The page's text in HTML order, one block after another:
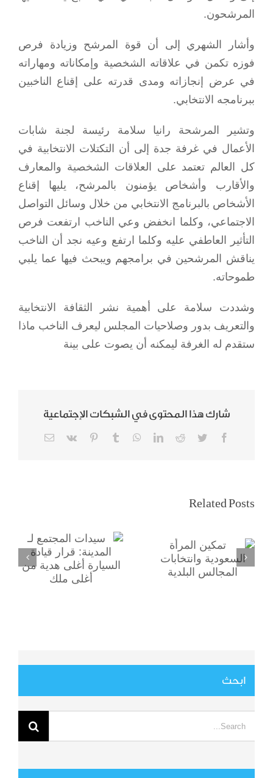
المرشحون.
وأشار الشهري إلى أن قوة المرشح وزيادة فرص
فوزه تكمن في علاقاته الشخصية وإمكاناته ومهاراته
في عرض إنجازاته ومدى قدرته على إقناع الناخبين
ببرنامجه الانتخابي.
وتشير المرشحة رانيا سلامة رئيسة لجنة شابات
الأعمال في غرفة جدة إلى أن التكتلات الانتخابية في
كل العالم تعتمد على العلاقات الشخصية والمعارف
والأقارب وأشخاص يؤمنون بالمرشح، يليها إقناع
الأشخاص بالبرنامج الانتخابي من خلال وسائل التواصل
الاجتماعي، وكلما انخفض وعي الناخب ارتفعت فرص
التأثير العاطفي عليه وكلما ارتفع وعيه نجد أن الناخب
يناقش المرشحين في برامجهم ويبحث فيها عما يلبي
طموحاته.
وشددت سلامة على أهمية نشر الثقافة الانتخابية
والتعريف بدور وصلاحيات المجلس ليعرف الناخب ماذا
ستقدم له الغرفة ليمكنه أن يصوت على بينة
شارك هذا المحتوى في الشبكات الإجتماعية
Facebook
Twitter
Reddit
LinkedIn
WhatsApp
Tumblr
Pinterest
Vk
Email
Related Posts
من أغلى ملك
تمكين المرأة
وانتخابات
المجالس البلدية
ابحث
for: